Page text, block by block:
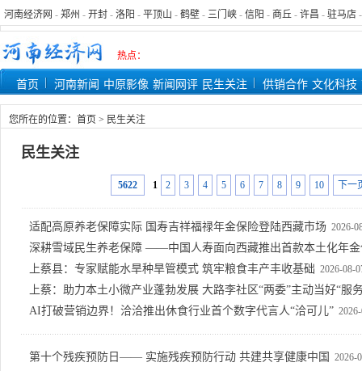
河南经济网 - 郑州 - 开封 - 洛阳 - 平顶山 - 鹤壁 - 三门峡 - 信阳 - 商丘 - 许昌 - 驻马店
热点：
首页 河南新闻 中原影像 新闻网评 民生关注 供销合作 文化科技
您所在的位置： 首页 > 民生关注
民生关注
5622 1 2 3 4 5 6 7 8 9 10 下一
适配高原养老保障实际 国寿吉祥福禄年金保险登陆西藏市场 2026-
深耕雪域民生养老保障 ——中国人寿面向西藏推出首款本土化年金
上蔡县：专家赋能水旱种旱管模式 筑牢粮食丰产丰收基础 2026-08-
上蔡：助力本土小微产业蓬勃发展 大路李社区“两委”主动当好“服
AI打破营销边界！洽洽推出休食行业首个数字代言人“洽可儿”
第十个残疾预防日—— 实施残疾预防行动 共建共享健康中国 2026-